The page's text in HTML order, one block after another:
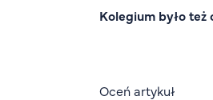
Kolegium było
Oceń artykuł